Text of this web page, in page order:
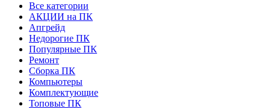
Все категории
АКЦИИ на ПК
Апгрейд
Недорогие ПК
Популярные ПК
Ремонт
Сборка ПК
Компьютеры
Комплектующие
Топовые ПК